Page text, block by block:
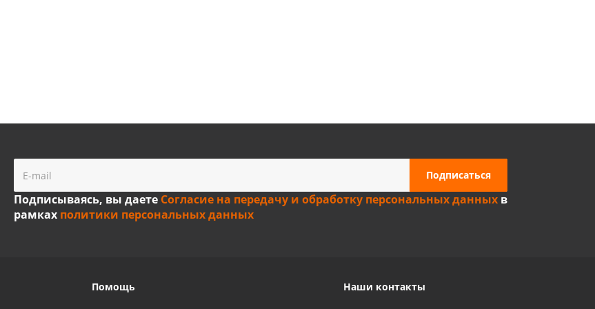
Подписываясь, вы даете Согласие на передачу и обработку персональных данныхв
рамках политики персональных данных
Помощь Наши контакты